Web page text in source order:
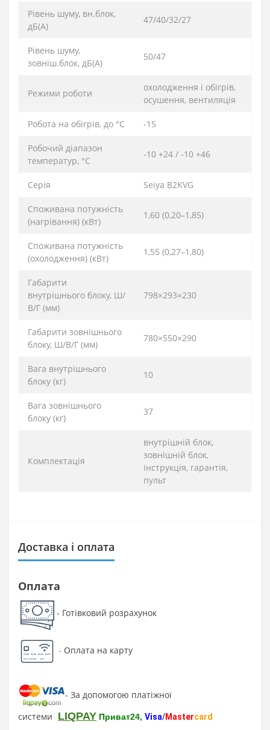
Рівень шуму, вн.блок,
дБ(А)
47/40/32/27
Рівень шуму,
зовніш.блок, дБ(А)
50/47
Режими роботи
охолодження і обігрів,
осушення, вентиляція
Робота на обігрів, до °С -15
Робочий діапазон
температур, °С
-10 +24 / -10 +46
Серія Seiya B2KVG
Споживана потужність
(нагрівання) (кВт)
1,60 (0,20–1,85)
Споживана потужність
(охолодження) (кВт)
1,55 (0,27–1,80)
Габарити
внутрішнього блоку, Ш/
В/Г (мм)
798×293×230
Габарити зовнішнього
блоку, Ш/В/Г (мм)
780×550×290
Вага внутрішнього
блоку (кг)
10
Вага зовнішнього
блоку (кг)
37
Комплектація
внутрішній блок,
зовнішній блок,
інструкція, гарантія,
пульт
Доставка і оплата
Оплата
- Готівковий розрахунок
- Оплата на карту
- За допомогою платіжної
системи LIQPAY Приват24, Visa/Mastercard